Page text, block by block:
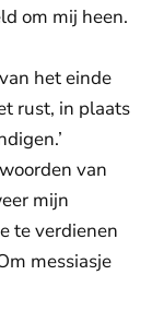
om mij heen.
het einde
rust, in plaats
van
mijn
te verdienen
messiasje